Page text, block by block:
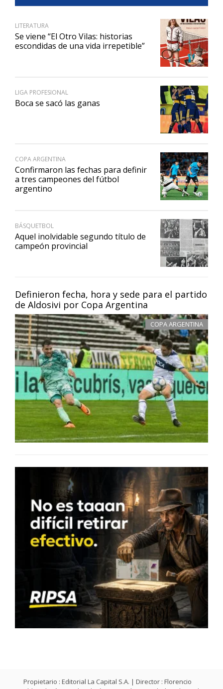
Definieron fecha, hora y sede para el partido
de Aldosivi por Copa Argentina
COPA ARGENTINA
LITERATURA
Se viene “El Otro Vilas: historias
escondidas de una vida irrepetible”
LIGA PROFESIONAL
Boca se sacó las ganas
COPA ARGENTINA
Confirmaron las fechas para definir
a tres campeones del fútbol
argentino
BÁSQUETBOL
Aquel inolvidable segundo título de
campeón provincial
Propietario : Editorial La Capital S.A. | Director : Florencio